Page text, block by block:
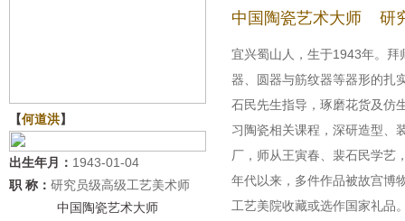
【何道洪】
出生年月： 1943-01-04
职 称： 研究员级高级工艺美术师
中国陶瓷艺术大师
中国陶瓷艺术大师 研
宜兴蜀山人，生于1943年。
器、圆器与筋纹器等器形的扎
石民先生指导，琢磨花货及仿
习陶瓷相关课程，深研造型、
厂，师从王寅春、裴石民学艺
年代以来，多件作品被故宫博
工艺美院收藏或选作国家礼品